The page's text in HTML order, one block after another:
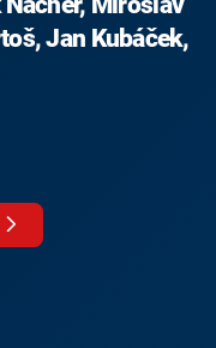
Jan Kubáček,